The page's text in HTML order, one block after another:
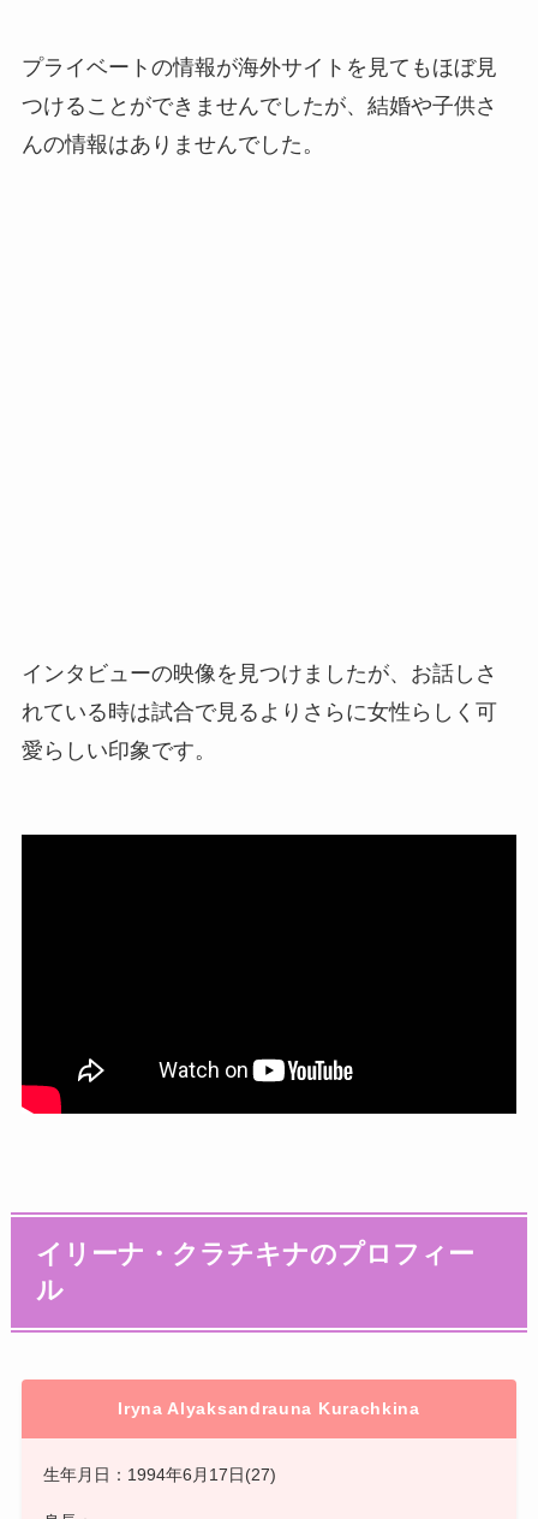
プライベートの情報が海外サイトを見てもほぼ見
つけることができませんでしたが、結婚や子供さ
んの情報はありませんでした。
インタビューの映像を見つけましたが、お話しさ
れている時は試合で見るよりさらに女性らしく可
愛らしい印象です。
イリーナ・クラチキナのプロフィー
ル
Iryna Alyaksandrauna Kurachkina
生年月日：1994年6月17日(27)